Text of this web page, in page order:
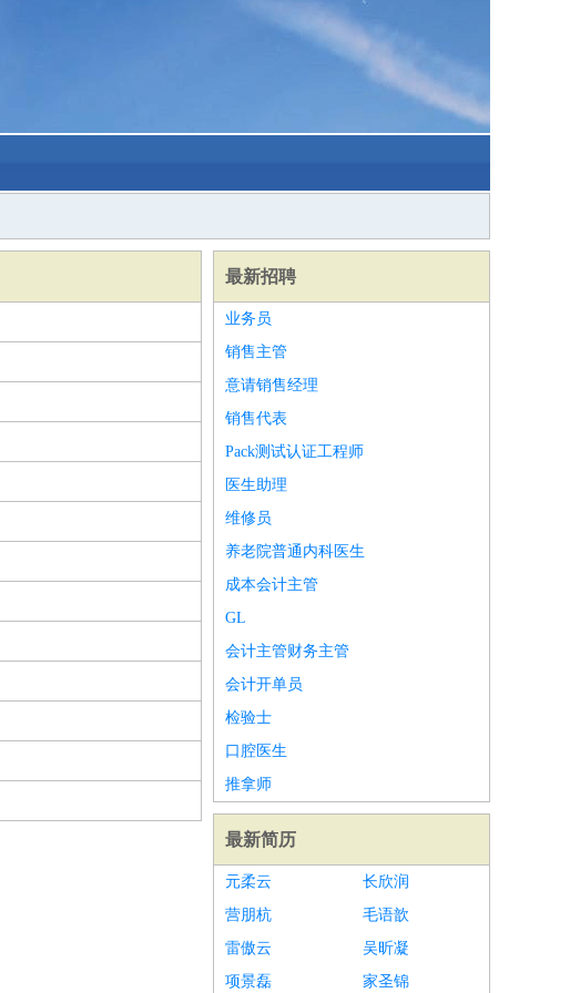
最新招聘
业务员
销售主管
意请销售经理
销售代表
Pack测试认证工程师
医生助理
维修员
养老院普通内科医生
成本会计主管
GL
会计主管财务主管
会计开单员
检验士
口腔医生
推拿师
最新简历
元柔云
长欣润
营朋杭
毛语歆
雷傲云
吴昕凝
项景磊
家圣锦